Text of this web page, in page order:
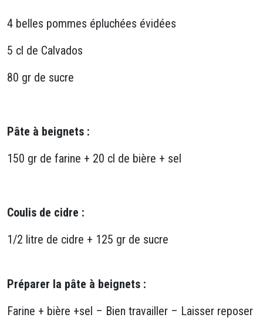
4 belles pommes épluchées évidées
5 cl de Calvados
80 gr de sucre
Pâte à beignets :
150 gr de farine + 20 cl de bière + sel
Coulis de cidre :
1/2 litre de cidre + 125 gr de sucre
Préparer la pâte à beignets :
Farine + bière +sel – Bien travailler – Laisser reposer